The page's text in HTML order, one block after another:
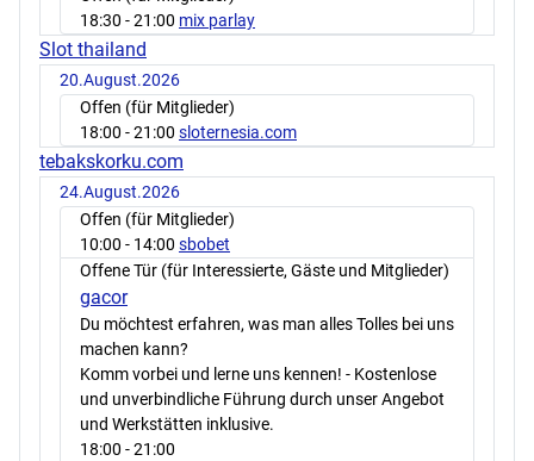
18:30 - 21:00 mix parlay
Slot thailand
20.August.2026
Offen (für Mitglieder)
18:00 - 21:00 sloternesia.com
tebakskorku.com
24.August.2026
Offen (für Mitglieder)
10:00 - 14:00 sbobet
Offene Tür (für Interessierte, Gäste und Mitglieder)
gacor
Du möchtest erfahren, was man alles Tolles bei uns
machen kann?
Komm vorbei und lerne uns kennen! - Kostenlose
und unverbindliche Führung durch unser Angebot
und Werkstätten inklusive.
18:00 - 21:00